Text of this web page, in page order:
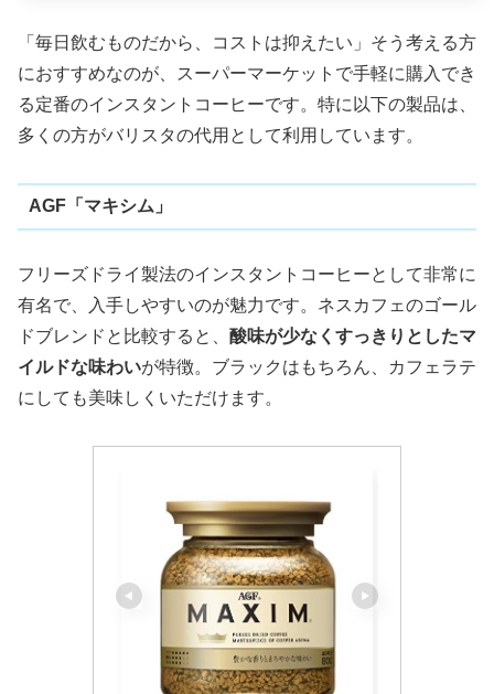
「毎日飲むものだから、コストは抑えたい」そう考える方
におすすめなのが、スーパーマーケットで手軽に購入でき
る定番のインスタントコーヒーです。特に以下の製品は、
多くの方がバリスタの代用として利用しています。
AGF「マキシム」
フリーズドライ製法のインスタントコーヒーとして非常に
有名で、入手しやすいのが魅力です。ネスカフェのゴール
ドブレンドと比較すると、 酸味が少なくすっきりとしたマ
イルドな味わいが特徴。ブラックはもちろん、カフェラテ
にしても美味しくいただけます。